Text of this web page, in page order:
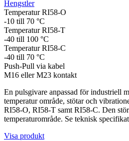
Hengstler
Temperatur RI58-O
-10 till 70 °C
Temperatur RI58-T
-40 till 100 °C
Temperatur RI58-C
-40 till 70 °C
Push-Pull via kabel
M16 eller M23 kontakt
En pulsgivare anpassad för industriell
temperatur område, stötar och
RI58-O, RI58-T samt RI58-C. Den
temperaturområde. Se teknisk
Visa produkt